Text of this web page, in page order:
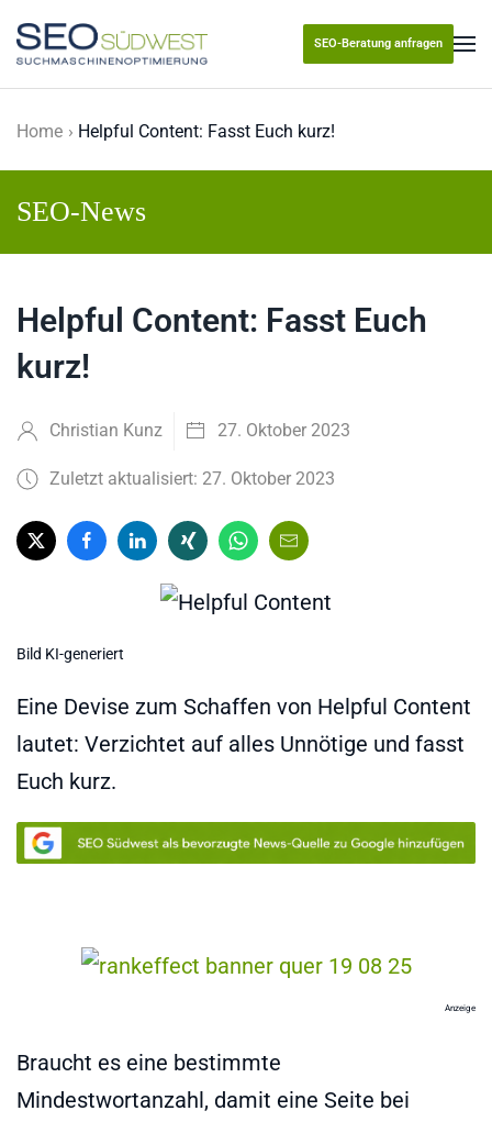
Skip to main content
SEO-Beratung anfragen
Home Helpful Content: Fasst Euch kurz!
SEO-News
Helpful Content: Fasst Euch
kurz!
Christian Kunz 27. Oktober 2023
Zuletzt aktualisiert: 27. Oktober 2023
Bild KI-generiert
Eine Devise zum Schaffen von Helpful Content
lautet: Verzichtet auf alles Unnötige und fasst
Euch kurz.
Anzeige
Braucht es eine bestimmte
Mindestwortanzahl, damit eine Seite bei